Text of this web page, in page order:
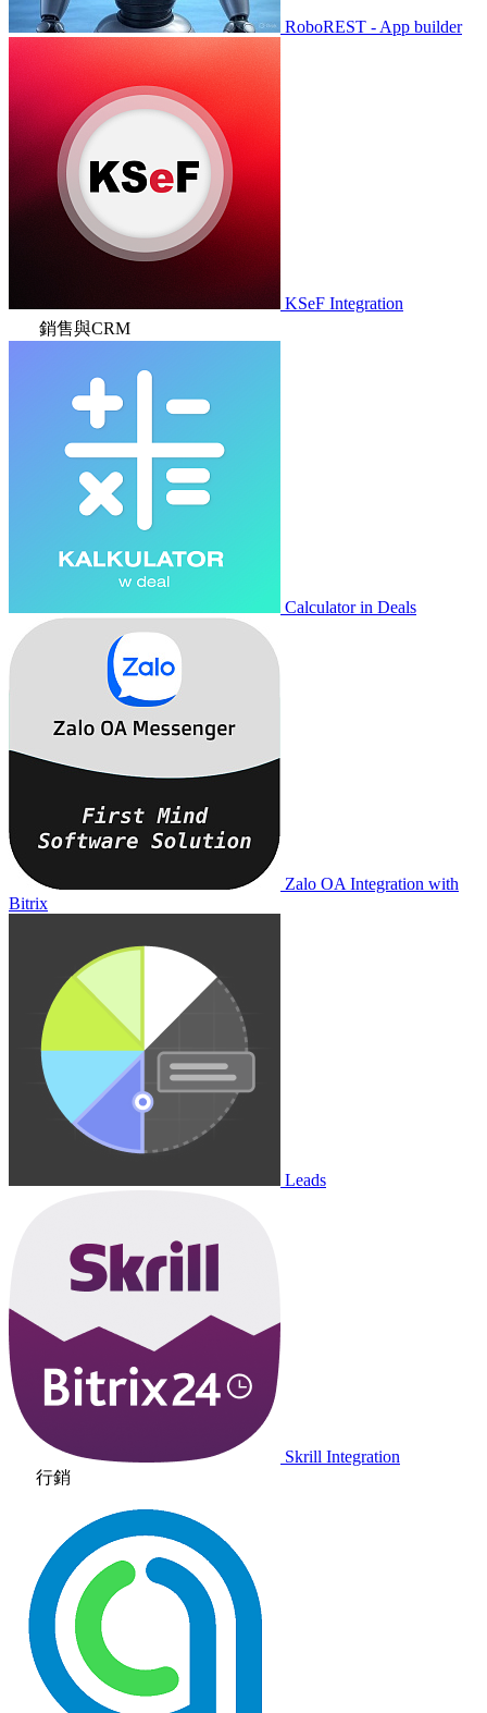
RoboREST - App builder
KSeF Integration
銷售與CRM
Calculator in Deals
Zalo OA Integration with
Bitrix
Leads
Skrill Integration
行銷